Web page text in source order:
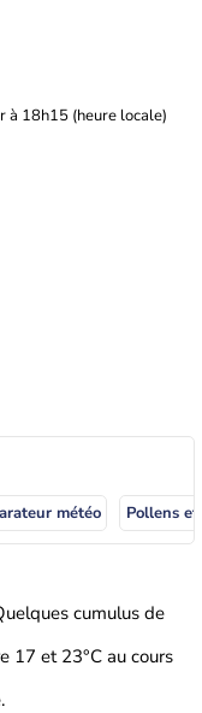
à 18h15 (heure locale)
météo Pollens
cumulus de
17 et 23°C au cours